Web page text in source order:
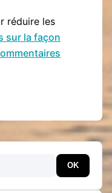
réduire les
sur la façon
OK